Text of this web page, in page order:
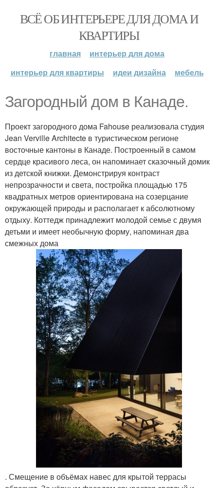
ВСЁ ОБ ИНТЕРЬЕРЕ ДЛЯ ДОМА И
КВАРТИРЫ
главная
интерьер для дома
интерьер для квартиры
идеи дизайна мебель
Загородный дом в Канаде.
Проект загородного дома Fahouse реализовала студия
Jean Verville Architecte в туристическом регионе
восточные кантоны в Канаде. Построенный в самом
сердце красивого леса, он напоминает сказочный домик
из детской книжки. Демонстрируя контраст
непрозрачности и света, постройка площадью 175
квадратных метров ориентирована на созерцание
окружающей природы и располагает к абсолютному
отдыху. Коттедж принадлежит молодой семье с двумя
детьми и имеет необычную форму, напоминая два
смежных дома
. Смещение в объёмах навес для крытой террасы